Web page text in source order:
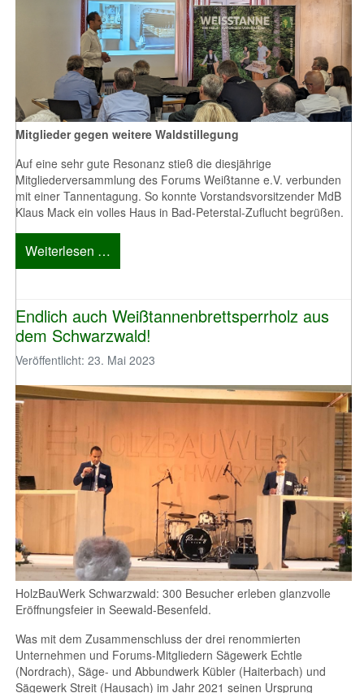
Mitglieder gegen weitere Waldstillegung
Auf eine sehr gute Resonanz stieß die diesjährige
Mitgliederversammlung des Forums Weißtanne e.V. verbunden
mit einer Tannentagung. So konnte Vorstandsvorsitzender MdB
Klaus Mack ein volles Haus in Bad-Peterstal-Zuflucht begrüßen.
Weiterlesen …
Endlich auch Weißtannenbrettsperrholz aus
dem Schwarzwald!
Veröffentlicht: 23. Mai 2023
HolzBauWerk Schwarzwald: 300 Besucher erleben glanzvolle
Eröffnungsfeier in Seewald-Besenfeld.
Was mit dem Zusammenschluss der drei renommierten
Unternehmen und Forums-Mitgliedern Sägewerk Echtle
(Nordrach), Säge- und Abbundwerk Kübler (Haiterbach) und
Sägewerk Streit (Hausach) im Jahr 2021 seinen Ursprung